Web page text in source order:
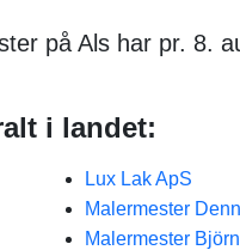
på Als har pr. 8.
i landet:
Lux Lak ApS
Malermester
Malermester